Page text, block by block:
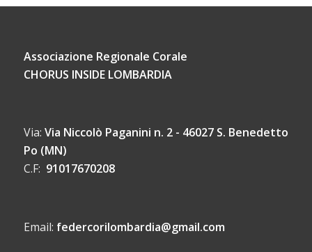
Associazione Regionale Corale
CHORUS INSIDE LOMBARDIA
Via: Via Niccolò Paganini n. 2 - 46027 S. Benedetto
Po (MN)
C.F: 91017670208
Email: federcorilombardia@gmail.com